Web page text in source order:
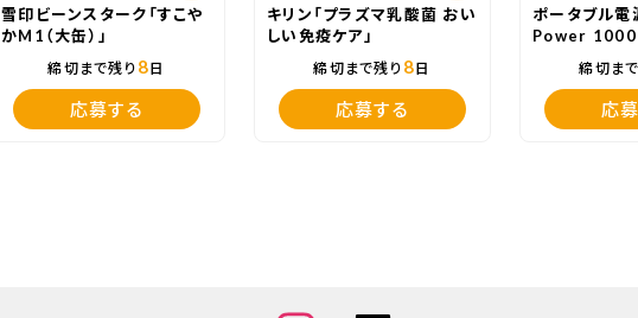
雪印ビーンスターク「すこや
かM1（大缶）」
締切まで残り 8日
応募する
キリン「プラズマ乳酸菌 おい
しい免疫ケア」
締切まで残り 8日
応募する
ポータブル電
Power
締切ま
応